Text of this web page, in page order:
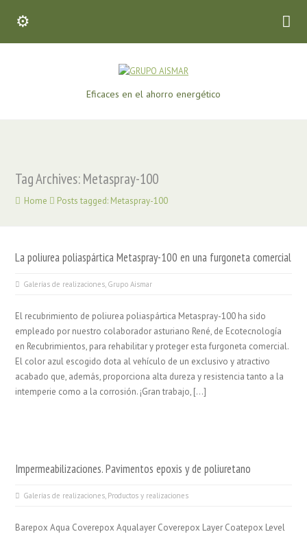
Eficaces en el ahorro energético
Tag Archives: Metaspray-100
Home Posts tagged: Metaspray-100
La poliurea poliaspártica Metaspray-100 en una furgoneta comercial
Galerías de realizaciones, Grupo Aismar
El recubrimiento de poliurea poliaspártica Metaspray-100 ha sido
empleado por nuestro colaborador asturiano René, de Ecotecnología
en Recubrimientos, para rehabilitar y proteger esta furgoneta comercial.
El color azul escogido dota al vehículo de un exclusivo y atractivo
acabado que, además, proporciona alta dureza y resistencia tanto a la
intemperie como a la corrosión. ¡Gran trabajo, […]
Impermeabilizaciones. Pavimentos epoxis y de poliuretano
Galerías de realizaciones, Productos y realizaciones
Barepox Aqua Coverepox Aqualayer Coverepox Layer Coatepox Level